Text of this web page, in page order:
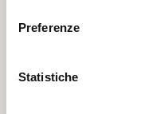
Preferenze
Statistiche
posti.